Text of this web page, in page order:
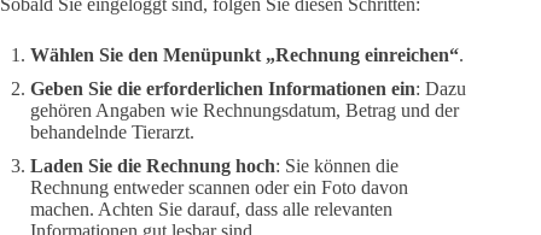
Sobald Sie eingeloggt sind, folgen Sie diesen Schritten:
Wählen Sie den Menüpunkt „Rechnung einreichen“.
Geben Sie die erforderlichen Informationen ein: Dazu
gehören Angaben wie Rechnungsdatum, Betrag und der
behandelnde Tierarzt.
Laden Sie die Rechnung hoch: Sie können die
Rechnung entweder scannen oder ein Foto davon
machen. Achten Sie darauf, dass alle relevanten